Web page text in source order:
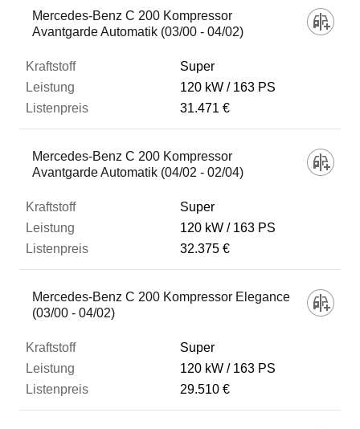
Mercedes-Benz C 200 Kompressor
Avantgarde Automatik (03/00 - 04/02)
Super
120 kW
163 PS
31.471 €
Mercedes-Benz C 200 Kompressor
Avantgarde Automatik (04/02 - 02/04)
Super
120 kW
163 PS
32.375 €
Mercedes-Benz C 200 Kompressor Elegance
(03/00 - 04/02)
Super
120 kW
163 PS
29.510 €